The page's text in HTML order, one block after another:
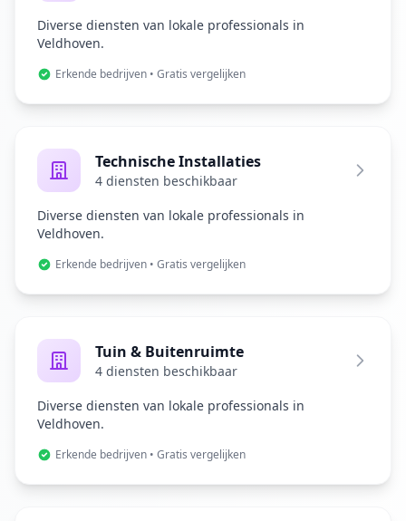
Diverse diensten van lokale professionals in
Veldhoven.
Erkende bedrijven • Gratis vergelijken
Technische Installaties
4 diensten beschikbaar
Diverse diensten van lokale professionals in
Veldhoven.
Erkende bedrijven • Gratis vergelijken
Tuin & Buitenruimte
4 diensten beschikbaar
Diverse diensten van lokale professionals in
Veldhoven.
Erkende bedrijven • Gratis vergelijken